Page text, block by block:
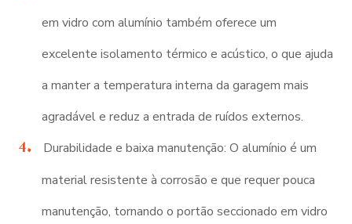
em vidro com alumínio também oferece um
excelente isolamento térmico e acústico, o que ajuda
a manter a temperatura interna da garagem mais
agradável e reduz a entrada de ruídos externos.
Durabilidade e baixa manutenção: O alumínio é um
material resistente à corrosão e que requer pouca
manutenção, tornando o portão seccionado em vidro